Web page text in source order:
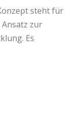
steht für
zur
Es